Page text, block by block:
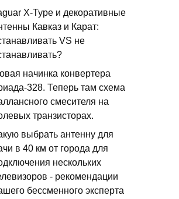
X-Type и декоративные
Кавказ и Карат:
VS не
начинка конвертера
328. Теперь там схема
смесителя на
транзисторах.
выбрать антенну для
в 40 км от города для
нескольких
- рекомендации
бессменного эксперта